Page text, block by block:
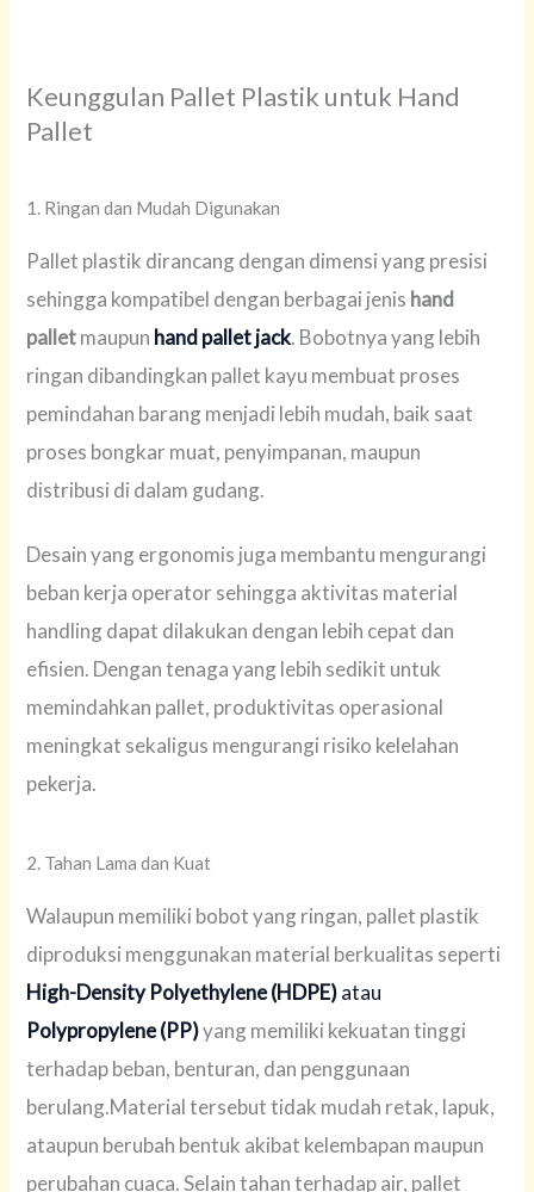
Keunggulan Pallet Plastik untuk Hand
Pallet
1. Ringan dan Mudah Digunakan
Pallet plastik dirancang dengan dimensi yang presisi
sehingga kompatibel dengan berbagai jenis hand
palletmaupun hand pallet jack. Bobotnya yang lebih
ringan dibandingkan pallet kayu membuat proses
pemindahan barang menjadi lebih mudah, baik saat
proses bongkar muat, penyimpanan, maupun
distribusi di dalam gudang.
Desain yang ergonomis juga membantu mengurangi
beban kerja operator sehingga aktivitas material
handling dapat dilakukan dengan lebih cepat dan
efisien. Dengan tenaga yang lebih sedikit untuk
memindahkan pallet, produktivitas operasional
meningkat sekaligus mengurangi risiko kelelahan
pekerja.
2. Tahan Lama dan Kuat
Walaupun memiliki bobot yang ringan, pallet plastik
diproduksi menggunakan material berkualitas seperti
High-Density Polyethylene (HDPE)atau
Polypropylene (PP)yang memiliki kekuatan tinggi
terhadap beban, benturan, dan penggunaan
berulang.Material tersebut tidak mudah retak, lapuk,
ataupun berubah bentuk akibat kelembapan maupun
perubahan cuaca. Selain tahan terhadap air, pallet